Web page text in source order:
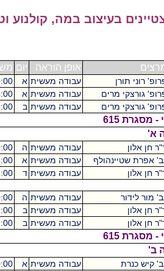
במה, קולנוע וטלויזיה
יום משעה עד שעה
עבודה מעשית א 10:00
14:00
עבודה מעשית א 14:00
16:00
עבודה מעשית ב 16:00
18:00
עבודה מעשית ה 10:00
13:00
עבודה מעשית א 16:00
18:00
עבודה מעשית ד 13:00
16:00
עבודה מעשית ה 10:00
12:00
עבודה מעשית ב 17:00
20:00
עבודה מעשית ב 17:00
20:00
עבודה מעשית א 10:00
12:00